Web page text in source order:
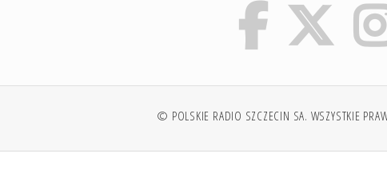
© POLSKIE RADIO SZCZECIN SA. WSZYSTKIE